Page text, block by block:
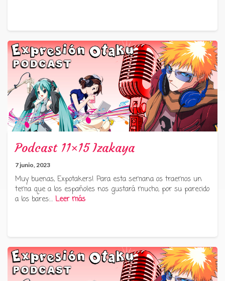
Podcast 11×15 Izakaya
7 junio, 2023
Muy buenas, Expotakers! Para esta semana os traemos un
tema que a los españoles nos gustará mucho, por su parecido
a los bares:… Leer más